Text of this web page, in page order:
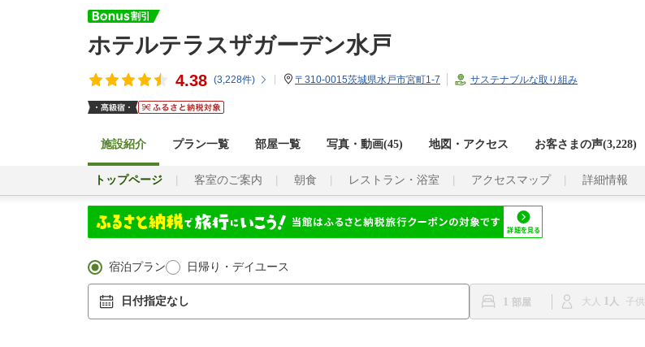
ホテルテラスザガーデン水戸
4.38 (3,228件) 〒310-0015茨城県水戸市宮町1-7 サステナブルな取り組み
施設紹介 プラン一覧 部屋一覧 写真・動画(45) 地図・アクセス お客さまの声(3,228)
トップページ 客室のご案内 朝食 レストラン・浴室 アクセスマップ 詳細情報
宿泊プラン 日帰り・デイユース
日付指定なし 1 大人 1 子供